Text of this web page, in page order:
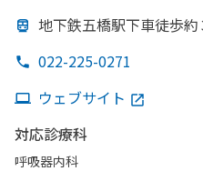
地下鉄五橋駅下車徒歩約
022-225-0271
ウェブサイト
対応診療科
呼吸器内科